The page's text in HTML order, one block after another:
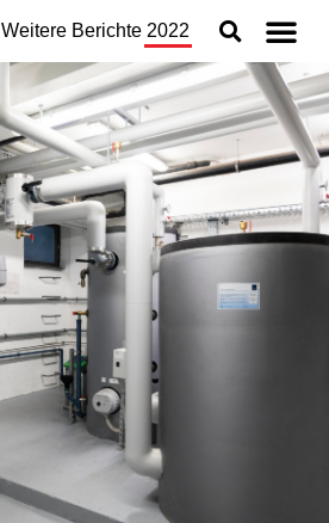
Weitere Berichte 2022
Topthemen
Nachhaltigkeit
Geschäftsbereiche
Organisation
Jahresabschluss